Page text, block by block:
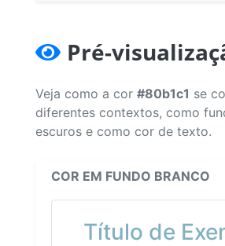
Pré-
Veja como a cor #80b1c1 se
diferentes contextos, como
escuros e como cor de texto.
COR EM FUNDO BRANCO
Título de